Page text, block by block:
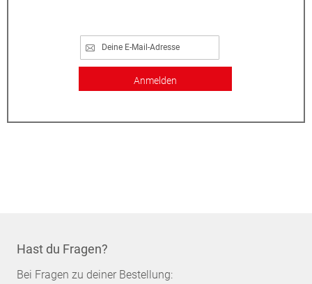
Anmelden
Hast du Fragen?
Bei Fragen zu deiner Bestellung: